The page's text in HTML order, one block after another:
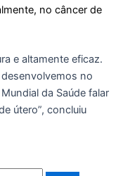
no câncer de
e altamente eficaz.
no
da Saúde falar
útero”, concluiu